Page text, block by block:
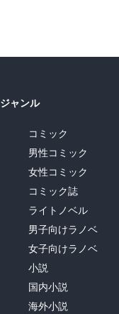
ジャンル
コミック
男性コミック
女性コミック
コミック誌
ライトノベル
男子向けラノベ
女子向けラノベ
小説
国内小説
海外小説